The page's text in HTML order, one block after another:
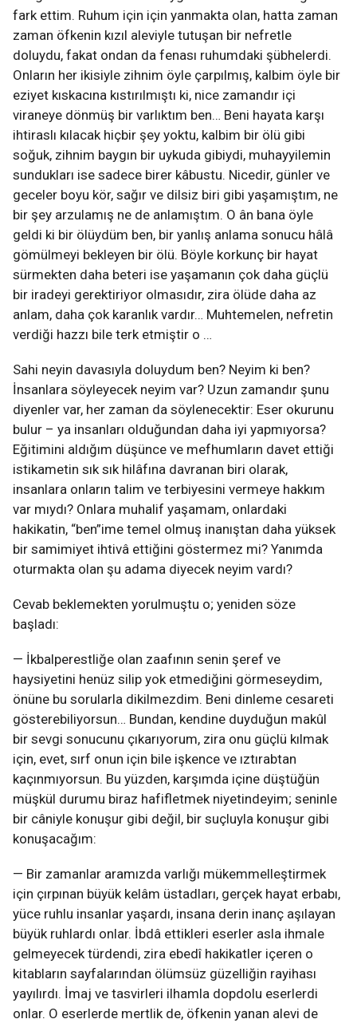
fark ettim. Ruhum için için yanmakta olan, hatta zaman
zaman öfkenin kızıl aleviyle tutuşan bir nefretle
doluydu, fakat ondan da fenası ruhumdaki şübhelerdi.
Onların her ikisiyle zihnim öyle çarpılmış, kalbim öyle bir
eziyet kıskacına kıstırılmıştı ki, nice zamandır içi
viraneye dönmüş bir varlıktım ben… Beni hayata karşı
ihtiraslı kılacak hiçbir şey yoktu, kalbim bir ölü gibi
soğuk, zihnim baygın bir uykuda gibiydi, muhayyilemin
sundukları ise sadece birer kâbustu. Nicedir, günler ve
geceler boyu kör, sağır ve dilsiz biri gibi yaşamıştım, ne
bir şey arzulamış ne de anlamıştım. O ân bana öyle
geldi ki bir ölüydüm ben, bir yanlış anlama sonucu hâlâ
gömülmeyi bekleyen bir ölü. Böyle korkunç bir hayat
sürmekten daha beteri ise yaşamanın çok daha güçlü
bir iradeyi gerektiriyor olmasıdır, zira ölüde daha az
anlam, daha çok karanlık vardır… Muhtemelen, nefretin
verdiği hazzı bile terk etmiştir o …
Sahi neyin davasıyla doluydum ben? Neyim ki ben?
İnsanlara söyleyecek neyim var? Uzun zamandır şunu
diyenler var, her zaman da söylenecektir: Eser okurunu
bulur – ya insanları olduğundan daha iyi yapmıyorsa?
Eğitimini aldığım düşünce ve mefhumların davet ettiği
istikametin sık sık hilâfına davranan biri olarak,
insanlara onların talim ve terbiyesini vermeye hakkım
var mıydı? Onlara muhalif yaşamam, onlardaki
hakikatin, “ben”ime temel olmuş inanıştan daha yüksek
bir samimiyet ihtivâ ettiğini göstermez mi? Yanımda
oturmakta olan şu adama diyecek neyim vardı?
Cevab beklemekten yorulmuştu o; yeniden söze
başladı:
— İkbalperestliğe olan zaafının senin şeref ve
haysiyetini henüz silip yok etmediğini görmeseydim,
önüne bu sorularla dikilmezdim. Beni dinleme cesareti
gösterebiliyorsun… Bundan, kendine duyduğun makûl
bir sevgi sonucunu çıkarıyorum, zira onu güçlü kılmak
için, evet, sırf onun için bile işkence ve ıztırabtan
kaçınmıyorsun. Bu yüzden, karşımda içine düştüğün
müşkül durumu biraz hafifletmek niyetindeyim; seninle
bir câniyle konuşur gibi değil, bir suçluyla konuşur gibi
konuşacağım:
— Bir zamanlar aramızda varlığı mükemmelleştirmek
için çırpınan büyük kelâm üstadları, gerçek hayat erbabı,
yüce ruhlu insanlar yaşardı, insana derin inanç aşılayan
büyük ruhlardı onlar. İbdâ ettikleri eserler asla ihmale
gelmeyecek türdendi, zira ebedî hakikatler içeren o
kitabların sayfalarından ölümsüz güzelliğin rayihası
yayılırdı. İmaj ve tasvirleri ilhamla dopdolu eserlerdi
onlar. O eserlerde mertlik de, öfkenin yanan alevi de